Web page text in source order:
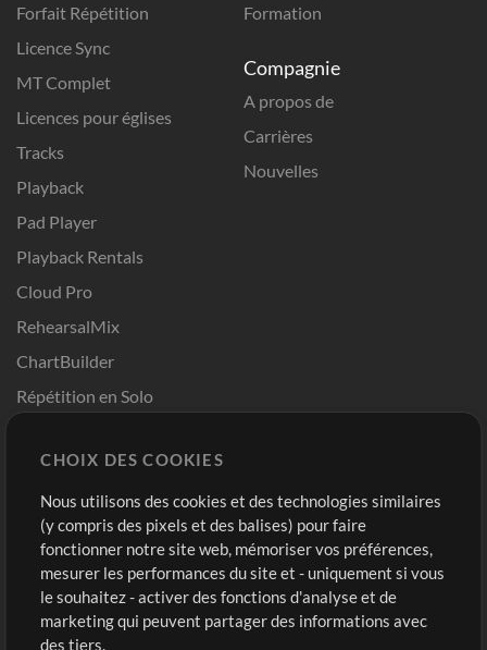
Forfait Répétition
Licence Sync
MT Complet
Licences pour églises
Tracks
Playback
Pad Player
Playback Rentals
Cloud Pro
RehearsalMix
ChartBuilder
Répétition en Solo
Modèles ProPresenter
Sons
Formation
Compagnie
A propos de
Carrières
Nouvelles
Boutique
Acheter des crédits
Contenu gratuit
Compte
Connexion
S'inscrire
CHOIX DES COOKIES
Nous utilisons des cookies et des technologies similaires
(y compris des pixels et des balises) pour faire
fonctionner notre site web, mémoriser vos préférences,
mesurer les performances du site et - uniquement si vous
le souhaitez - activer des fonctions d'analyse et de
marketing qui peuvent partager des informations avec
des tiers.